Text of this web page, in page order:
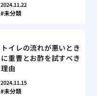
2024.11.22
未分類
トイレの流れが悪いとき
に重曹とお酢を試すべき
理由
2024.11.15
未分類